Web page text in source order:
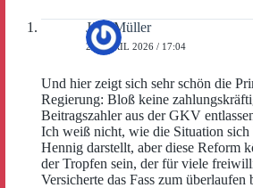
Jörg Müller
29. APRIL 2026 / 17:04
Und hier zeigt sich sehr schön die
Regierung: Bloß keine
Beitragszahler aus der GKV
Ich weiß nicht, wie die Situation sich
Hennig darstellt, aber diese Reform
der Tropfen sein, der für viele
Versicherte das Fass zum überlaufen